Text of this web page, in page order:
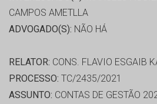
CAMPOS AMETLLA
ADVOGADO(S): NÃO HÁ
RELATOR: CONS. FLAVIO ESGAIB
PROCESSO: TC/2435/2021
ASSUNTO: CONTAS DE GESTÃO